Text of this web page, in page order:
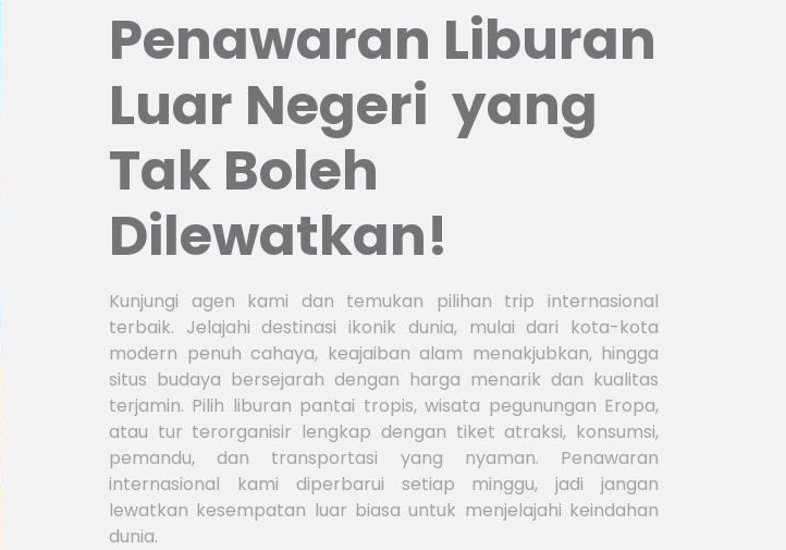
Penawaran Liburan
Luar Negeri yang
Tak Boleh
Dilewatkan!
Kunjungi agen kami dan temukan pilihan trip internasional
terbaik. Jelajahi destinasi ikonik dunia, mulai dari kota-kota
modern penuh cahaya, keajaiban alam menakjubkan, hingga
situs budaya bersejarah dengan harga menarik dan kualitas
terjamin. Pilih liburan pantai tropis, wisata pegunungan Eropa,
atau tur terorganisir lengkap dengan tiket atraksi, konsumsi,
pemandu, dan transportasi yang nyaman. Penawaran
internasional kami diperbarui setiap minggu, jadi jangan
lewatkan kesempatan luar biasa untuk menjelajahi keindahan
dunia.